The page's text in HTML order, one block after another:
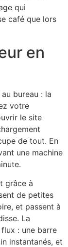
qui
café que lors
en
bureau : la
votre
le site
de tout. En
une machine
grâce à
de petites
et passent à
La
: une barre
instantanés, et